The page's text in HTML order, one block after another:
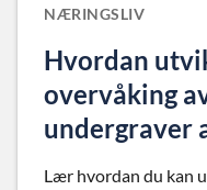
NÆRINGSLIV
Hvordan
overvåking
undergraver
Lær hvordan du kan